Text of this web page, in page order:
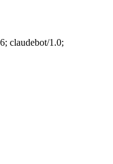
claudebot/1.0;